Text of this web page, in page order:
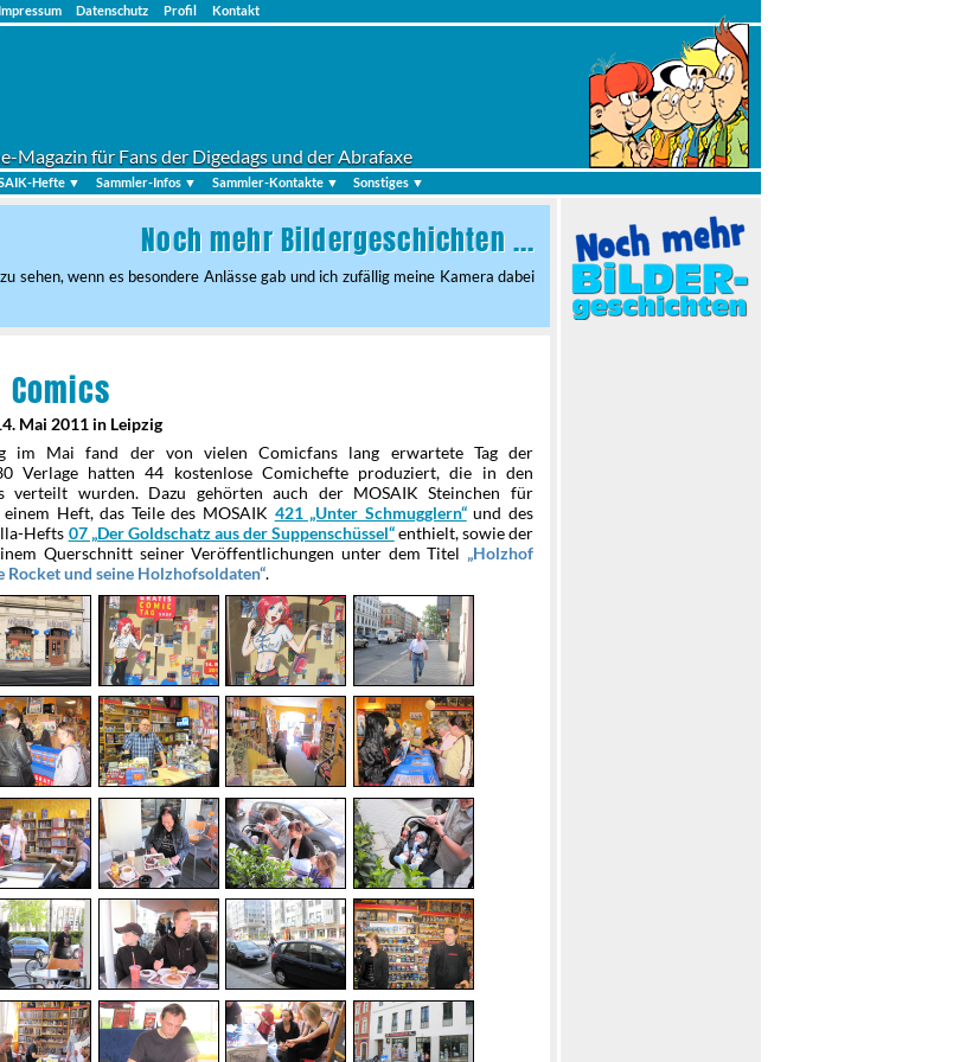
Impressum Datenschutz Profil Kontakt
Magazin für Fans der Digedags und der Abrafaxe
Hefte ▼ Sammler-Infos ▼ Sammler-Kontakte ▼ Sonstiges ▼
Noch mehr Bildergeschichten ...
sehen, wenn es besondere Anlässe gab und ich zufällig meine Kamera dabei
Mai 2011 in Leipzig
im Mai fand der von vielen Comicfans lang erwartete Tag der
Verlage hatten 44 kostenlose Comichefte produziert, die in den
verteilt wurden. Dazu gehörten auch der MOSAIK Steinchen für
Heft, das Teile des MOSAIK 421 „Unter Schmugglern“und des
Hefts 07 „Der Goldschatz aus der Suppenschüssel“enthielt, sowie der
Querschnitt seiner Veröffentlichungen unter dem Titel
Holzhof
Rocket und seine Holzhofsoldaten .